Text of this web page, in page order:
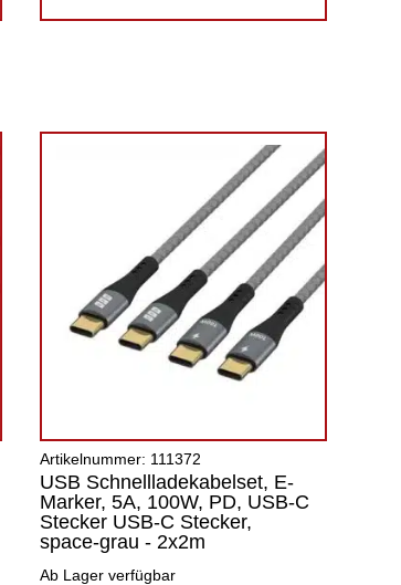
Artikelnummer: 111372
USB Schnellladekabelset, E-
Marker, 5A, 100W, PD, USB-C
Stecker USB-C Stecker,
space-grau - 2x2m
Ab Lager verfügbar